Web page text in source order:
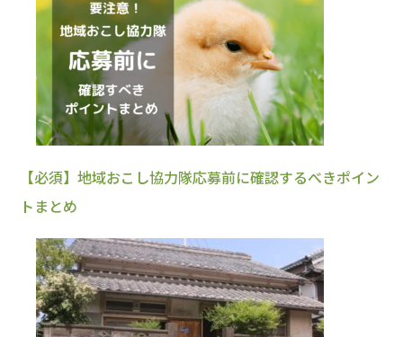
【必須】地域おこし協力隊応募前に確認するべきポイン
トまとめ